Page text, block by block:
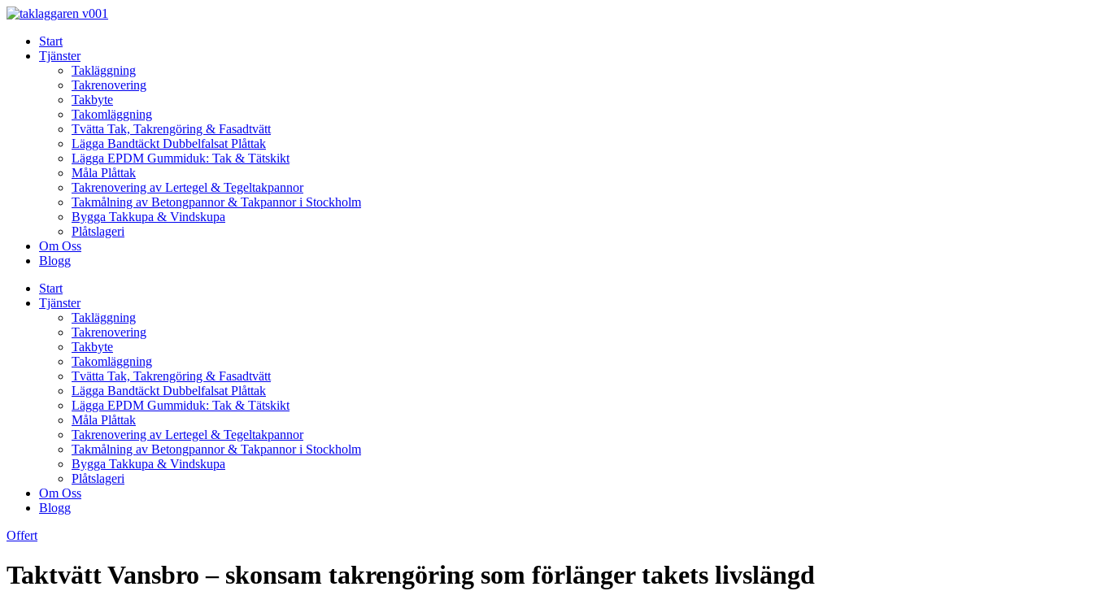
Skip
contentStart
Tjänster
Takläggning
Takrenovering
Takbyte
Takomläggning
Tvätta Tak, Takrengöring & Fasadtvätt
Lägga Bandtäckt Dubbelfalsat Plåttak
Lägga EPDM Gummiduk: Tak & Tätskikt
Måla Plåttak
Takrenovering av Lertegel & Tegeltakpannor
Takmålning av Betongpannor & Takpannor i Stockholm
Bygga Takkupa & Vindskupa
Plåtslageri
Om Oss
Blogg
Start
Tjänster
Takläggning
Takrenovering
Takbyte
Takomläggning
Tvätta Tak, Takrengöring & Fasadtvätt
Lägga Bandtäckt Dubbelfalsat Plåttak
Lägga EPDM Gummiduk: Tak & Tätskikt
Måla Plåttak
Takrenovering av Lertegel & Tegeltakpannor
Takmålning av Betongpannor & Takpannor i Stockholm
Bygga Takkupa & Vindskupa
Plåtslageri
Om Oss
Blogg
Offert
Taktvätt Vansbro – skonsam takrengöring som förlänger takets livslängd